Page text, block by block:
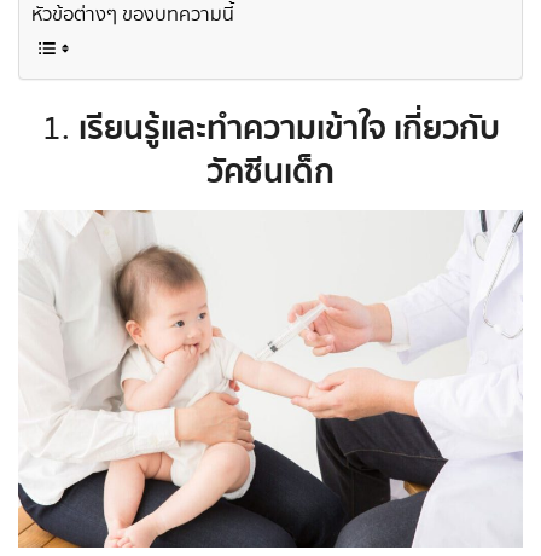
หัวข้อต่างๆ ของบทความนี้
1. เรียนรู้และทำความเข้าใจ เกี่ยวกับ
วัคซีนเด็ก